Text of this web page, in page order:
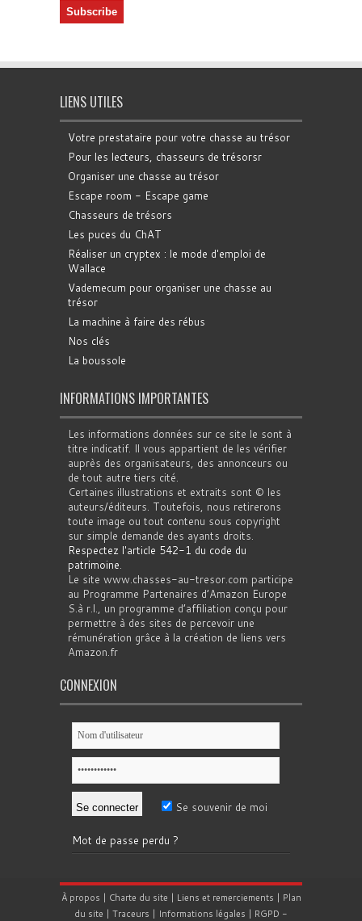
LIENS UTILES
Votre prestataire pour votre chasse au trésor
Pour les lecteurs, chasseurs de trésorsr
Organiser une chasse au trésor
Escape room - Escape game
Chasseurs de trésors
Les puces du ChAT
Réaliser un cryptex : le mode d'emploi de
Wallace
Vademecum pour organiser une chasse au
trésor
La machine à faire des rébus
Nos clés
La boussole
INFORMATIONS IMPORTANTES
Les informations données sur ce site le sont à
titre indicatif. Il vous appartient de les vérifier
auprès des organisateurs, des annonceurs ou
de tout autre tiers cité.
Certaines illustrations et extraits sont © les
auteurs/éditeurs. Toutefois, nous retirerons
toute image ou tout contenu sous copyright
sur simple demande des ayants droits.
Respectez l'article 542-1 du code du
patrimoine
Le site www.chasses-au-tresor.com participe
au Programme Partenaires d’Amazon Europe
S.à r.l., un programme d’affiliation conçu pour
permettre à des sites de percevoir une
rémunération grâce à la création de liens vers
Amazon.fr
CONNEXION
Se souvenir de moi
Mot de passe perdu ?
À propos | Charte du site | Liens et remerciements | Plan
du site | Traceurs | Informations légales | RGPD -